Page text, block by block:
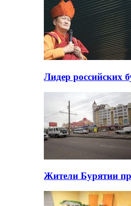
Лидер российских
Жители Бурятии